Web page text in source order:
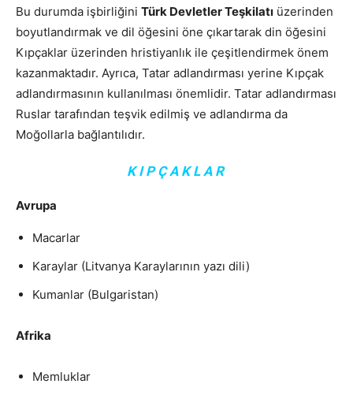
Bu durumda işbirliğini Türk Devletler Teşkilatı üzerinden
boyutlandırmak ve dil öğesini öne çıkartarak din öğesini
Kıpçaklar üzerinden hristiyanlık ile çeşitlendirmek önem
kazanmaktadır. Ayrıca, Tatar adlandırması yerine Kıpçak
adlandırmasının kullanılması önemlidir. Tatar adlandırması
Ruslar tarafından teşvik edilmiş ve adlandırma da
Moğollarla bağlantılıdır.
K I P Ç A K L A R
Avrupa
Macarlar
Karaylar (Litvanya Karaylarının yazı dili)
Kumanlar (Bulgaristan)
Afrika
Memluklar